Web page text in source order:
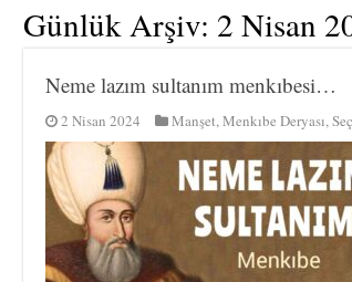
Günlük Arşiv: 2 Nisan
Neme lazım sultanım menkıbesi…
2 Nisan 2024 Manşet,Menkıbe Deryası,